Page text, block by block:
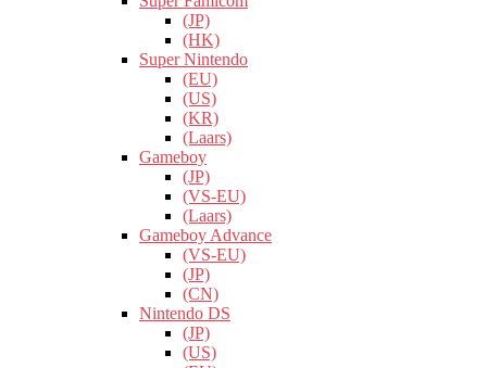
(JP)
(HK)
Super Nintendo
(EU)
(US)
(KR)
(Laars)
Gameboy
(JP)
(VS-EU)
(Laars)
Gameboy Advance
(VS-EU)
(JP)
(CN)
Nintendo DS
(JP)
(US)